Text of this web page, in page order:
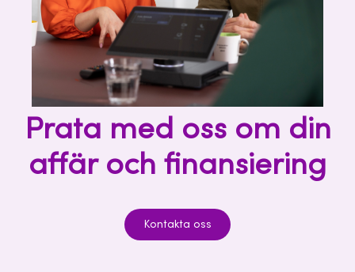
Prata med oss om din
affär och finansiering
Kontakta oss